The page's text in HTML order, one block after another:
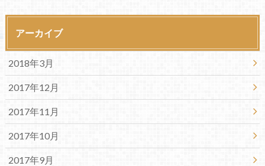
アーカイブ
2018年3月
2017年12月
2017年11月
2017年10月
2017年9月